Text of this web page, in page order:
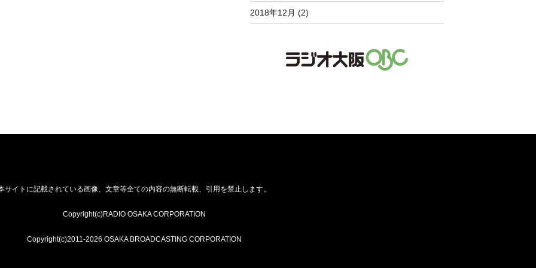
2018年12月 (2)
サイトに記載されている画像、文章等全ての内容の無断転載、引用を禁止します。
Copyright(c)RADIO OSAKA CORPORATION
Copyright(c)2011-2026 OSAKA BROADCASTING CORPORATION